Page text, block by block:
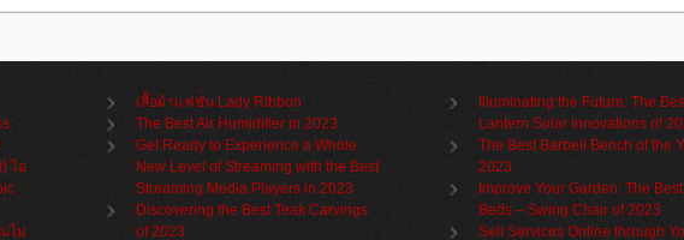
e
ไอ
ไม่
เสื้อผ้าแฟชั่น Lady Ribbon
The Best Air Humidifier in 2023
Get Ready to Experience a Whole
New Level of Streaming with the Best
Streaming Media Players in 2023
Discovering the Best Teak Carvings
of 2023
Illuminating the Future: The
Lantern Solar Innovations of
The Best Barbell Bench of the
2023
Improve Your Garden: The
Beds – Swing Chair of 2023
Sell Services Online through